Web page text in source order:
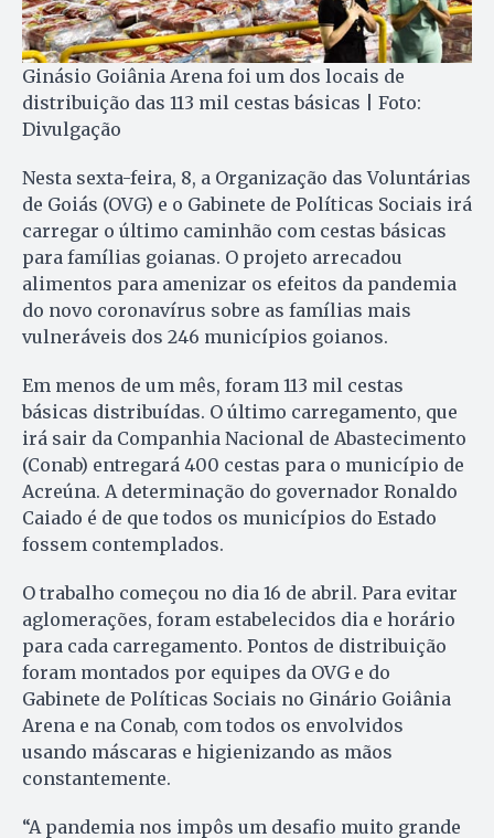
Ginásio Goiânia Arena foi um dos locais de
distribuição das 113 mil cestas básicas | Foto:
Divulgação
Nesta sexta-feira, 8, a Organização das Voluntárias
de Goiás (OVG) e o Gabinete de Políticas Sociais irá
carregar o último caminhão com cestas básicas
para famílias goianas. O projeto arrecadou
alimentos para amenizar os efeitos da pandemia
do novo coronavírus sobre as famílias mais
vulneráveis dos 246 municípios goianos.
Em menos de um mês, foram 113 mil cestas
básicas distribuídas. O último carregamento, que
irá sair da Companhia Nacional de Abastecimento
(Conab) entregará 400 cestas para o município de
Acreúna. A determinação do governador Ronaldo
Caiado é de que todos os municípios do Estado
fossem contemplados.
O trabalho começou no dia 16 de abril. Para evitar
aglomerações, foram estabelecidos dia e horário
para cada carregamento. Pontos de distribuição
foram montados por equipes da OVG e do
Gabinete de Políticas Sociais no Ginário Goiânia
Arena e na Conab, com todos os envolvidos
usando máscaras e higienizando as mãos
constantemente.
“A pandemia nos impôs um desafio muito grande